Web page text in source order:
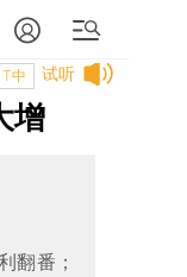
试听
T中
增
翻番；